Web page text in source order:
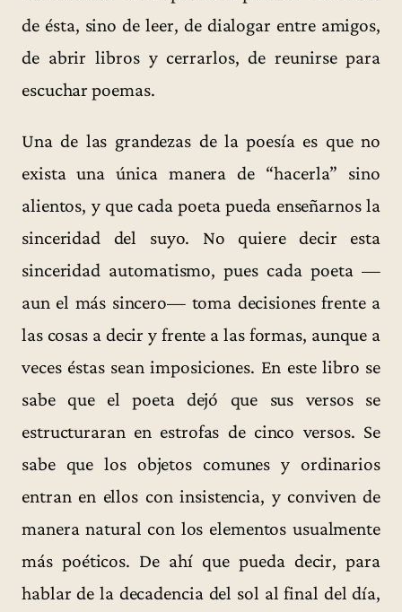
de ésta, sino de leer, de dialogar entre amigos,
de abrir libros y cerrarlos, de reunirse para
escuchar poemas.
Una de las grandezas de la poesía es que no
exista una única manera de “hacerla” sino
alientos, y que cada poeta pueda enseñarnos la
sinceridad del suyo. No quiere decir esta
sinceridad automatismo, pues cada poeta —
aun el más sincero— toma decisiones frente a
las cosas a decir y frente a las formas, aunque a
veces éstas sean imposiciones. En este libro se
sabe que el poeta dejó que sus versos se
estructuraran en estrofas de cinco versos. Se
sabe que los objetos comunes y ordinarios
entran en ellos con insistencia, y conviven de
manera natural con los elementos usualmente
más poéticos. De ahí que pueda decir, para
hablar de la decadencia del sol al final del día,